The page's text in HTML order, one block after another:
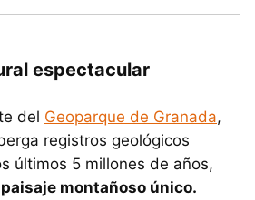
espectacular
del Geoparque de Granada,
registros geológicos
últimos 5 millones de años,
montañoso único.